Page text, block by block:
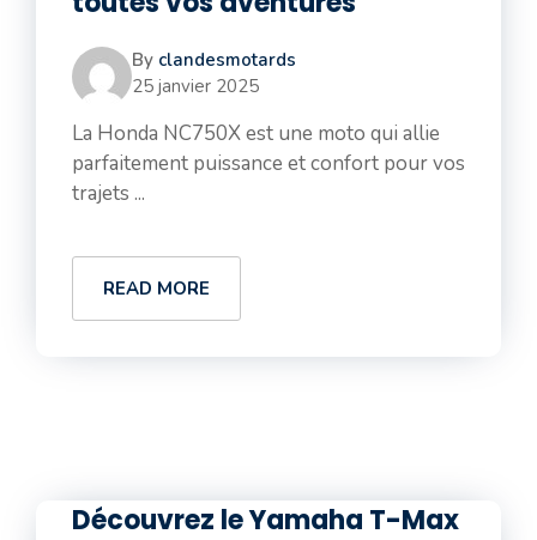
By clandesmotards
25 janvier 2025
La Honda NC750X est une moto qui allie
parfaitement puissance et confort pour vos
trajets ...
READ MORE
Découvrez le Yamaha T-Max